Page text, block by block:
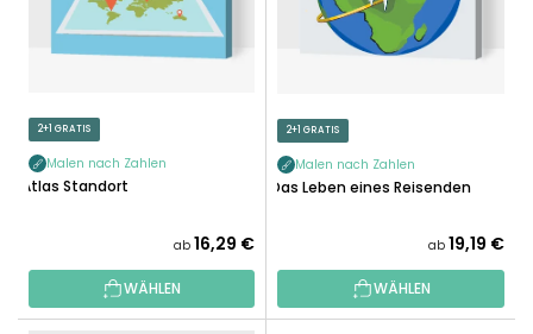
R
U
N
R
O
D
T
2+1 GRATIS
Malen nach Zahlen
Atlas Standort
ab 16,29 €
WÄHLEN
2+1 GRATIS
Malen nach Zahlen
Das Leben eines Reisenden
ab 19,19 €
WÄHLEN